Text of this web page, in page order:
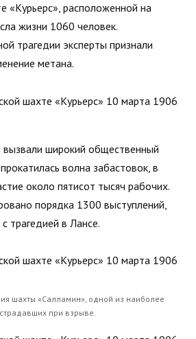
«Курьерс», расположенной на
жизни 1060 человек.
трагедии эксперты признали
метана.
вызвали широкий общественный
волна забастовок, в
около пятисот тысяч рабочих.
порядка 1300 выступлений,
трагедией в Лансе.
шахты «Салламин», одной из наиболее
при взрыве.